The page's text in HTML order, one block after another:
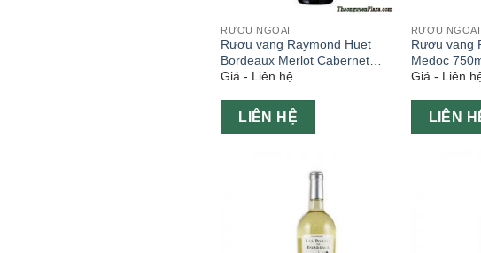
RƯỢU NGOẠI
Rượu vang Raymond Huet
Bordeaux Merlot Cabernet
Sauvignon 750ml
Giá - Liên hệ
LIÊN HỆ
RƯỢU NGOẠI
Rượu vang
Medoc
Giá - Liên
LIÊN